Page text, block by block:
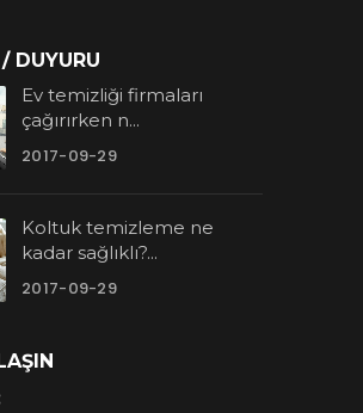
DUYURU
Ev temizliği firmaları
çağırırken n...
2017-09-29
Koltuk temizleme ne
kadar sağlıklı?...
2017-09-29